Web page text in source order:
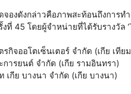
จองดังกล่าวคือภาพสะท้อนถึงการ
งที่ 45 โดยผู้จำหน่ายที่ได้รับรางวั
กิจออโตเซ็นเตอร์ จำกัด (เกีย เทีย
การยนต์ จำกัด (เกีย รามอินทรา)
เกีย บางนา จำกัด (เกีย บางนา)